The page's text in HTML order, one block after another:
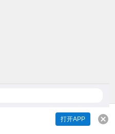
打开APP